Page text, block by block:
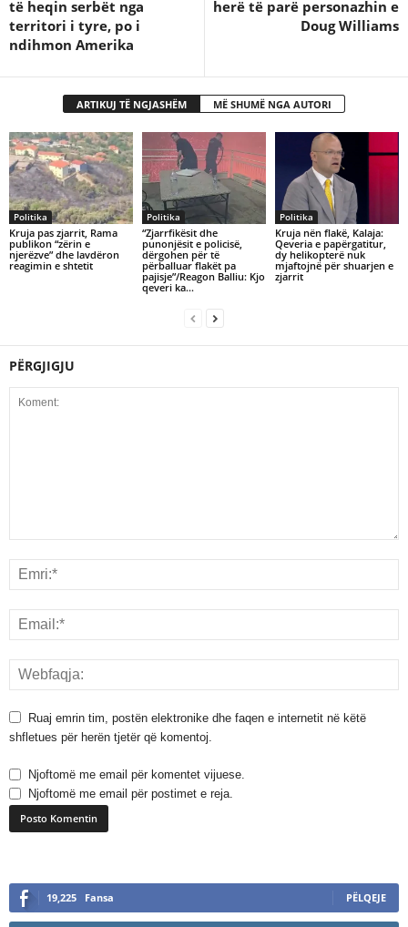
të heqin serbët nga
territori i tyre, po i
ndihmon Amerika
herë të parë personazhin e
Doug Williams
ARTIKUJ TË NGJASHËM MË SHUMË NGA AUTORI
Politika
Kruja pas zjarrit, Rama
publikon “zërin e
njerëzve” dhe lavdëron
reagimin e shtetit
Politika
“Zjarrfikësit dhe
punonjësit e policisë,
dërgohen për të
përballuar flakët pa
pajisje”/Reagon Balliu: Kjo
qeveri ka…
Politika
Kruja nën flakë, Kalaja:
Qeveria e papërgatitur,
dy helikopterë nuk
mjaftojnë për shuarjen e
zjarrit
PËRGJIGJU
Ruaj emrin tim, postën elektronike dhe faqen e internetit në këtë
shfletues për herën tjetër që komentoj.
Njoftomë me email për komentet vijuese.
Njoftomë me email për postimet e reja.
l
e
19,225 Fansa PËLQEJE